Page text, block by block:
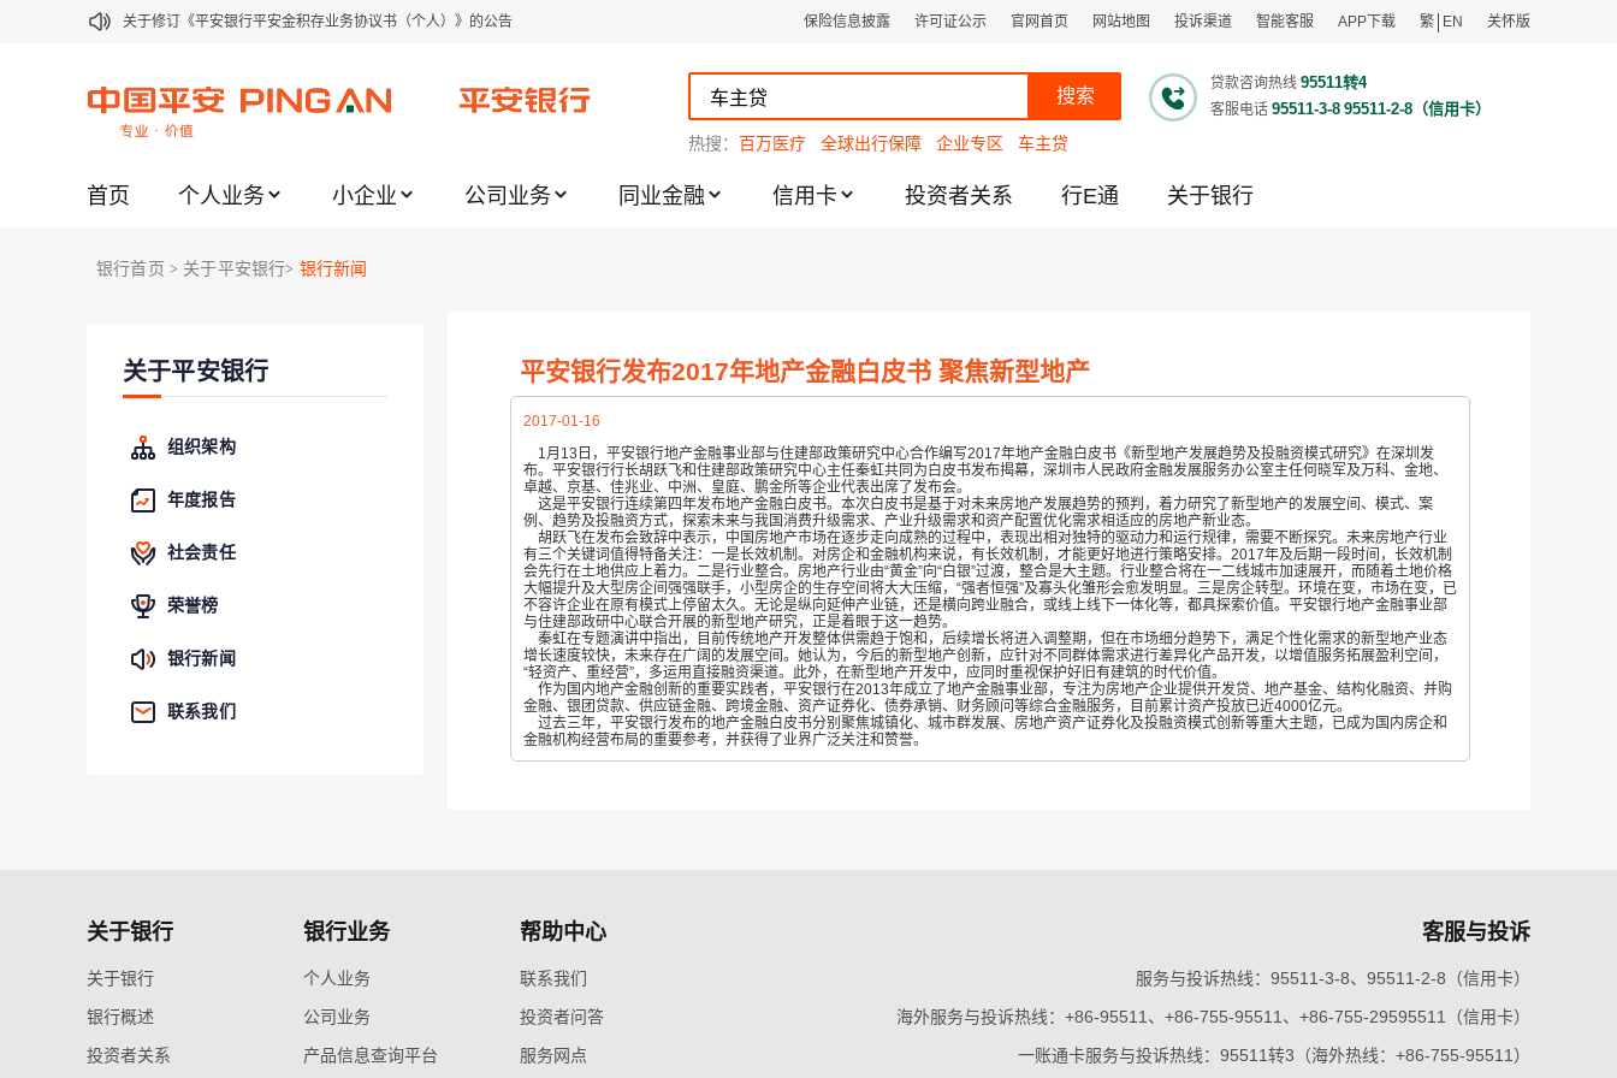
关于修订《平安银行平安金积存业务协议书（个人）》的公告
关于2021年劳动节期间代理贵金属业务风险提示的通知
关于加强代理贵金属业务风险防范的提示
关于进一步加强代理贵金属业务风险防范的提示
关于平安银行电子版信用卡更名为平安银行数字信用卡的公告
保险信息披露 许可证公示 官网首页 网站地图 投诉渠道 智能客服 APP下载 繁 EN 关怀版
搜索
贷款咨询热线 95511转4
客服电话 95511-3-8 95511-2-8（信用卡）
热搜： 百万医疗 全球出行保障 企业专区 车主贷
首页 个人业务 小企业 公司业务 同业金融 信用卡 投资者关系 行E通 关于银行
银行首页 > 关于平安银行> 银行新闻
关于平安银行
组织架构
年度报告
社会责任
荣誉榜
银行新闻
联系我们
平安银行发布2017年地产金融白皮书 聚焦新型地产
2017-01-16
1月13日，平安银行地产金融事业部与住建部政策研究中心合作编写2017年地产金融白皮书《新型地产发展趋势及投融资模式研究》在深圳发
布。平安银行行长胡跃飞和住建部政策研究中心主任秦虹共同为白皮书发布揭幕，深圳市人民政府金融发展服务办公室主任何晓军及万科、金地、
卓越、京基、佳兆业、中洲、皇庭、鹏金所等企业代表出席了发布会。
这是平安银行连续第四年发布地产金融白皮书。本次白皮书是基于对未来房地产发展趋势的预判，着力研究了新型地产的发展空间、模式、案
例、趋势及投融资方式，探索未来与我国消费升级需求、产业升级需求和资产配置优化需求相适应的房地产新业态。
胡跃飞在发布会致辞中表示，中国房地产市场在逐步走向成熟的过程中，表现出相对独特的驱动力和运行规律，需要不断探究。未来房地产行业
有三个关键词值得特备关注：一是长效机制。对房企和金融机构来说，有长效机制，才能更好地进行策略安排。2017年及后期一段时间，长效机制
会先行在土地供应上着力。二是行业整合。房地产行业由“黄金”向“白银”过渡，整合是大主题。行业整合将在一二线城市加速展开，而随着土地价格
大幅提升及大型房企间强强联手，小型房企的生存空间将大大压缩，“强者恒强”及寡头化雏形会愈发明显。三是房企转型。环境在变，市场在变，已
不容许企业在原有模式上停留太久。无论是纵向延伸产业链，还是横向跨业融合，或线上线下一体化等，都具探索价值。平安银行地产金融事业部
与住建部政研中心联合开展的新型地产研究，正是着眼于这一趋势。
秦虹在专题演讲中指出，目前传统地产开发整体供需趋于饱和，后续增长将进入调整期，但在市场细分趋势下，满足个性化需求的新型地产业态
增长速度较快，未来存在广阔的发展空间。她认为，今后的新型地产创新，应针对不同群体需求进行差异化产品开发，以增值服务拓展盈利空间，
“轻资产、重经营”，多运用直接融资渠道。此外，在新型地产开发中，应同时重视保护好旧有建筑的时代价值。
作为国内地产金融创新的重要实践者，平安银行在2013年成立了地产金融事业部，专注为房地产企业提供开发贷、地产基金、结构化融资、并购
金融、银团贷款、供应链金融、跨境金融、资产证券化、债券承销、财务顾问等综合金融服务，目前累计资产投放已近4000亿元。
过去三年，平安银行发布的地产金融白皮书分别聚焦城镇化、城市群发展、房地产资产证券化及投融资模式创新等重大主题，已成为国内房企和
金融机构经营布局的重要参考，并获得了业界广泛关注和赞誉。
关于银行
关于银行
银行概述
投资者关系
银行业务
个人业务
公司业务
产品信息查询平台
帮助中心
联系我们
投资者问答
服务网点
客服与投诉
服务与投诉热线：95511-3-8、95511-2-8（信用卡）
海外服务与投诉热线：+86-95511、+86-755-95511、+86-755-29595511（信用卡）
一账通卡服务与投诉热线：95511转3（海外热线：+86-755-95511）